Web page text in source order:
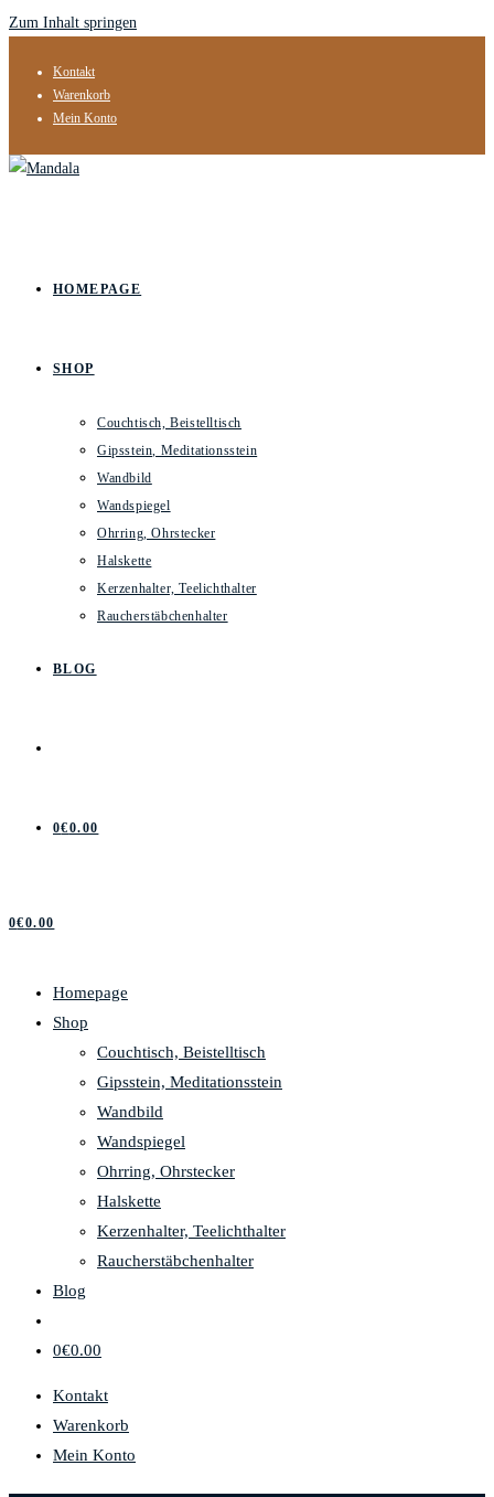
Zum Inhalt springen
Kontakt
Warenkorb
Mein Konto
HOMEPAGE
SHOP
Couchtisch, Beistelltisch
Gipsstein, Meditationsstein
Wandbild
Wandspiegel
Ohrring, Ohrstecker
Halskette
Kerzenhalter, Teelichthalter
Raucherstäbchenhalter
BLOG
0€0.00
0€0.00
Homepage
Shop
Couchtisch, Beistelltisch
Gipsstein, Meditationsstein
Wandbild
Wandspiegel
Ohrring, Ohrstecker
Halskette
Kerzenhalter, Teelichthalter
Raucherstäbchenhalter
Blog
0€0.00
Kontakt
Warenkorb
Mein Konto